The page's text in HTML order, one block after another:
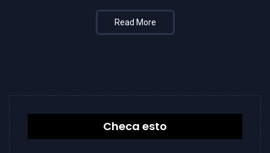
Read More
Checa esto